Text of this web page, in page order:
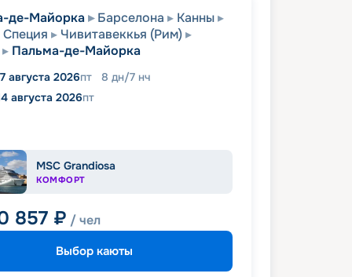
де-Майорка Барселона
Канны
Специя
Чивитавеккья (Рим)
Пальма-де-Майорка
августа 2026пт 8 дн/7 нч
августа 2026пт
MSC Grandiosa
КОМФОРТ
857 ₽ / чел
Выбор каюты